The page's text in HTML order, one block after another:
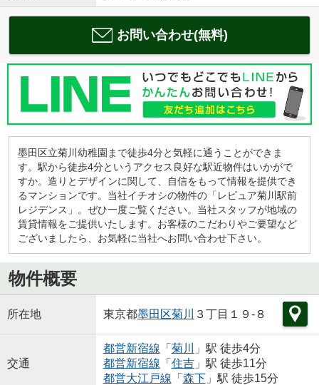
お問い合わせ(無料)
墨田区立菊川幼稚園まで徒歩4分と気軽に通うことができま
す。駅から徒歩4分というアクセス良好な駅近物件はいかがで
すか。造りとデザインに関して、自信をもって情報を提供でき
るマンションです。当社イチオシの物件の「レピュア菊川駅前
レジデンス」。ぜひ一度ご覧ください。当社スタッフが地域の
賃貸情報をご提供いたします。お客様のこだわりやご要望など
ございましたら、お気軽に当社へお問い合わせ下さい。
物件概要
所在地 東京都墨田区菊川 ３丁目１９-８
交通
都営新宿線 「 菊川
」駅 徒歩4分
都営新宿線 「 住吉」駅 徒歩11分
都営大江戸線 「 森下」駅 徒歩15分